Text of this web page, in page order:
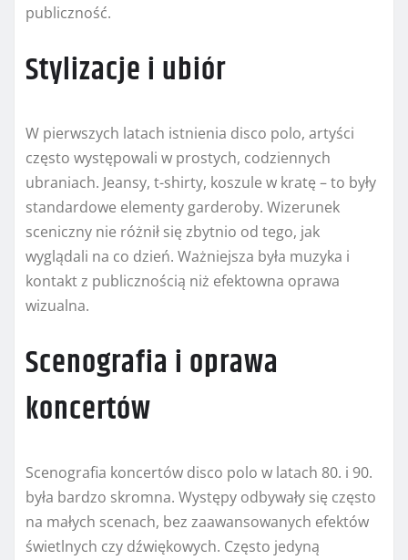
publiczność.
Stylizacje i ubiór
W pierwszych latach istnienia disco polo, artyści
często występowali w prostych, codziennych
ubraniach. Jeansy, t-shirty, koszule w kratę – to były
standardowe elementy garderoby. Wizerunek
sceniczny nie różnił się zbytnio od tego, jak
wyglądali na co dzień. Ważniejsza była muzyka i
kontakt z publicznością niż efektowna oprawa
wizualna.
Scenografia i oprawa
koncertów
Scenografia koncertów disco polo w latach 80. i 90.
była bardzo skromna. Występy odbywały się często
na małych scenach, bez zaawansowanych efektów
świetlnych czy dźwiękowych. Często jedyną